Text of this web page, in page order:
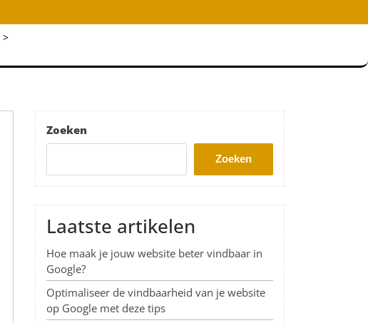
>
Zoeken
Zoeken
Laatste artikelen
Hoe maak je jouw website beter vindbaar in
Google?
Optimaliseer de vindbaarheid van je website
op Google met deze tips